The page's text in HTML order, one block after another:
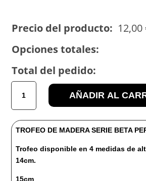
Precio del producto: 12,00
Opciones totales:
Total del pedido:
TROFEO
MADERA
serie
BETA
cantidad
AÑADIR AL
TROFEO DE MADERA SERIE BETA
Trofeo disponible en 4 medidas de
14cm.
15cm